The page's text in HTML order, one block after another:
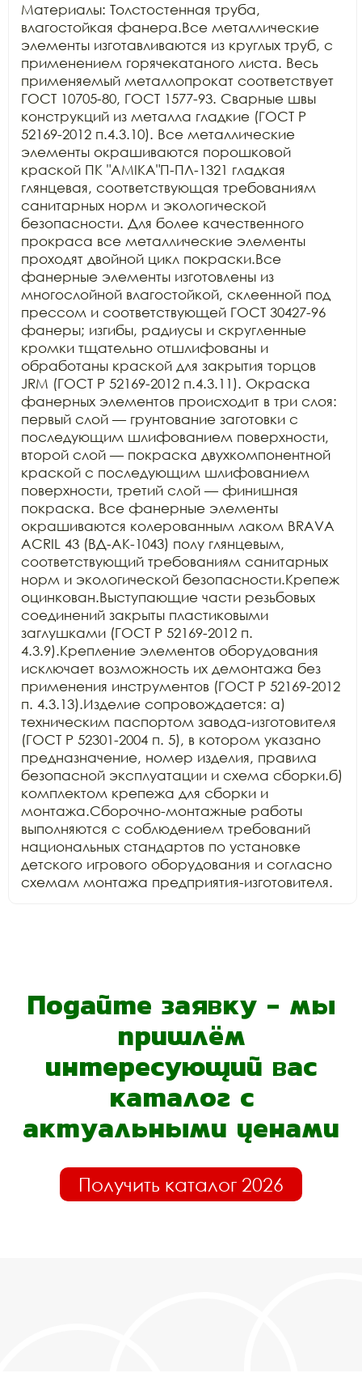
Материалы: Толстостенная труба,
влагостойкая фанера.Все металлические
элементы изготавливаются из круглых труб, с
применением горячекатаного листа. Весь
применяемый металлопрокат соответствует
ГОСТ 10705-80, ГОСТ 1577-93. Сварные швы
конструкций из металла гладкие (ГОСТ Р
52169-2012 п.4.3.10). Все металлические
элементы окрашиваются порошковой
краской ПК "АМIKA"П-ПЛ-1321 гладкая
глянцевая, соответствующая требованиям
санитарных норм и экологической
безопасности. Для более качественного
прокраса все металлические элементы
проходят двойной цикл покраски.Все
фанерные элементы изготовлены из
многослойной влагостойкой, склеенной под
прессом и соответствующей ГОСТ 30427-96
фанеры; изгибы, радиусы и скругленные
кромки тщательно отшлифованы и
обработаны краской для закрытия торцов
JRM (ГОСТ Р 52169-2012 п.4.3.11). Окраска
фанерных элементов происходит в три слоя:
первый слой — грунтование заготовки с
последующим шлифованием поверхности,
второй слой — покраска двухкомпонентной
краской с последующим шлифованием
поверхности, третий слой — финишная
покраска. Все фанерные элементы
окрашиваются колерованным лаком BRAVA
ACRIL 43 (ВД-АК-1043) полу глянцевым,
соответствующий требованиям санитарных
норм и экологической безопасности.Крепеж
оцинкован.Выступающие части резьбовых
соединений закрыты пластиковыми
заглушками (ГОСТ Р 52169-2012 п.
4.3.9).Крепление элементов оборудования
исключает возможность их демонтажа без
применения инструментов (ГОСТ Р 52169-2012
п. 4.3.13).Изделие сопровождается: а)
техническим паспортом завода-изготовителя
(ГОСТ Р 52301-2004 п. 5), в котором указано
предназначение, номер изделия, правила
безопасной эксплуатации и схема сборки.б)
комплектом крепежа для сборки и
монтажа.Сборочно-монтажные работы
выполняются с соблюдением требований
национальных стандартов по установке
детского игрового оборудования и согласно
схемам монтажа предприятия-изготовителя.
Подайте заявку - мы
пришлём
интересующий вас
каталог с
актуальными ценами
Получить каталог 2026